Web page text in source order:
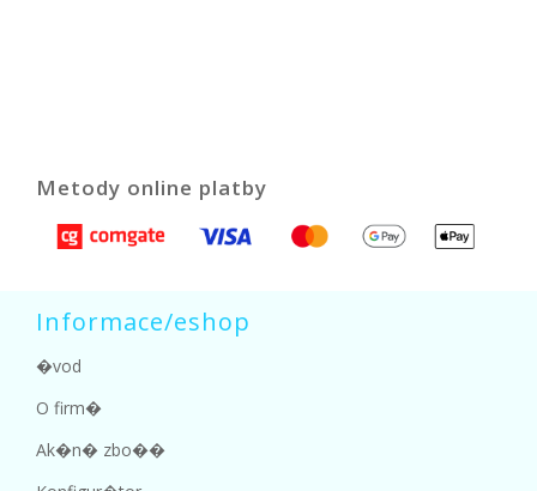
Metody online platby
Informace/eshop
�vod
O firm�
Ak�n� zbo��